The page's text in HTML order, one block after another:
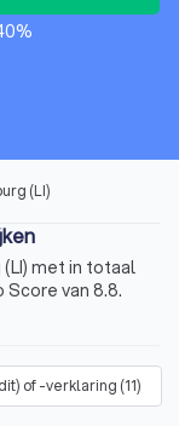
(LI)
met in totaal
van 8.8.
of -verklaring (11)